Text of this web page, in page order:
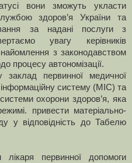
вони зможуть укласти
здоров’я України та
за надані послуги з
увагу керівників
з законодавством
процесу автономізації.
первинної медичної
систему (МІС) та
охорони здоров’я, яка
привести матеріально-
у відповідність до Табелю
лікаря первинної допомоги